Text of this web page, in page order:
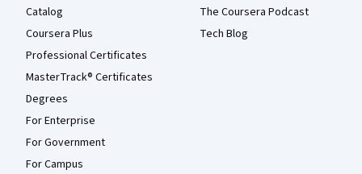
Catalog
Coursera Plus
Professional Certificates
MasterTrack® Certificates
Degrees
For Enterprise
For Government
For Campus
The Coursera Podcast
Tech Blog